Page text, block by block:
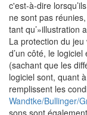
c'est-à-dire
ne sont pas
tant qu’»illustration
La protection du jeu
d’un côté, le
(sachant que les
logiciel sont, quant
remplissent les
Wandtke/Bullinger/
sons sont